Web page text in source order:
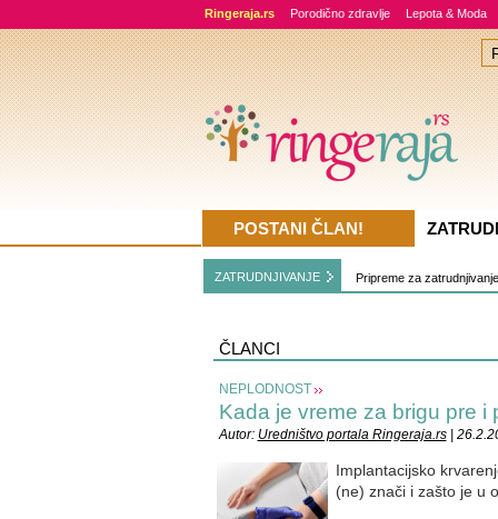
Ringeraja.rs Porodično zdravlje Lepota & Moda
ZATRUDNJIVANJE Pripreme za zatrudnjivanje
ČLANCI
NEPLODNOST
Kada je vreme za brigu pre i
Autor: Uredništvo portala Ringeraja.rs|
Implantacijsko
(ne) znači i zašto je u
POSTANI ČLAN!